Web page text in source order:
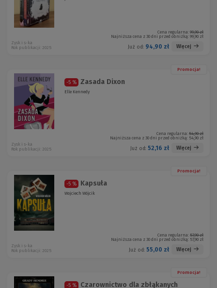
Cena regularna: 99,90 zł
Najniższa cena z 30 dni przed obniżką: 99,90 zł
Już od: 94,90 zł Więcej
Zysk i s-ka
Rok publikacji: 2025
Promocja!
-5 % Zasada Dixon
Elle Kennedy
Cena regularna: 54,90 zł
Najniższa cena z 30 dni przed obniżką: 54,90 zł
Już od: 52,16 zł Więcej
Zysk i s-ka
Rok publikacji: 2025
Promocja!
-5 % Kapsuła
Wojciech Wójcik
Cena regularna: 57,90 zł
Najniższa cena z 30 dni przed obniżką: 57,90 zł
Już od: 55,00 zł Więcej
Zysk i s-ka
Rok publikacji: 2025
Promocja!
-5 %
Czarownictwo dla zbłąkanych